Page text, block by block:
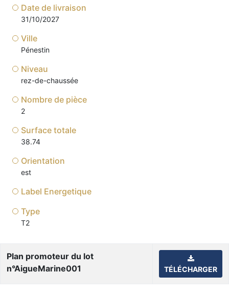
Date de livraison
31/10/2027
Ville
Pénestin
Niveau
rez-de-chaussée
Nombre de pièce
2
Surface totale
38.74
Orientation
est
Label Energetique
Type
T2
Plan promoteur du lot
n°AigueMarine001
TÉLÉCHARGER